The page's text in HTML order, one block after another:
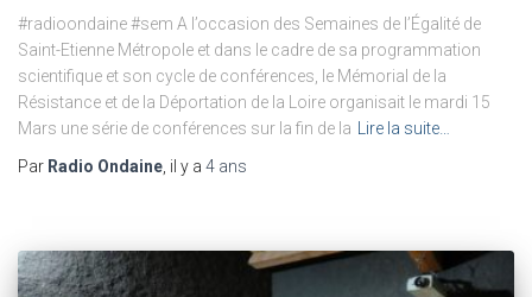
#radioondaine #sem A l’occasion des Semaines de l’Égalité de
Saint-Etienne Métropole et dans le cadre de sa programmation
scientifique et son cycle de conférences, le Mémorial de la
Résistance et de la Déportation de la Loire organisait le mardi 15
Mars une série de conférences sur la fin de la Lire la suite…
Par Radio Ondaine, il y a 4 ans